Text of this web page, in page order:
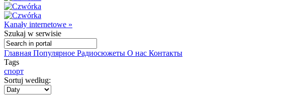
Kanały internetowe »
Szukaj w serwisie
Главная Популярное Радиосюжеты О нас Контакты
Tags
спорт
Sortuj według: